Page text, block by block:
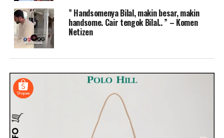
” Handsomenya Bilal, makin besar, makin
handsome. Cair tengok Bilal.. ” – Komen
Netizen